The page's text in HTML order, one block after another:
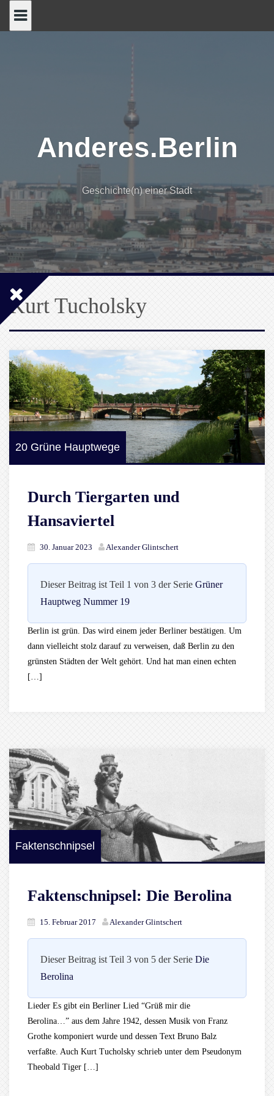
Anderes.Berlin
Geschichte(n) einer Stadt
Kurt Tucholsky
20 Grüne Hauptwege
Durch Tiergarten und
Hansaviertel
30. Januar 2023 Alexander Glintschert
Dieser Beitrag ist Teil 1 von 3 der Serie Grüner
Hauptweg Nummer 19
Berlin ist grün. Das wird einem jeder Berliner bestätigen. Um
dann vielleicht stolz darauf zu verweisen, daß Berlin zu den
grünsten Städten der Welt gehört. Und hat man einen echten
[…]
Faktenschnipsel
Faktenschnipsel: Die Berolina
15. Februar 2017 Alexander Glintschert
Dieser Beitrag ist Teil 3 von 5 der Serie Die
Berolina
Lieder Es gibt ein Berliner Lied “Grüß mir die
Berolina…” aus dem Jahre 1942, dessen Musik von Franz
Grothe komponiert wurde und dessen Text Bruno Balz
verfaßte. Auch Kurt Tucholsky schrieb unter dem Pseudonym
Theobald Tiger […]